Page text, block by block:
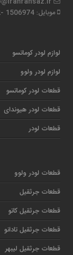
موبایل: 1506974 -0912
لوازم لودر کوماتسو
لوازم لودر ولوو
قطعات لودر کوماتسو
قطعات لودر هیوندای
قطعات لودر
قطعات لودر ولوو
قطعات جرثقیل
قطعات جرثقیل کاتو
قطعات جرثقیل تادانو
قطعات جرثقیل لیبهر